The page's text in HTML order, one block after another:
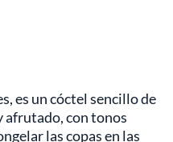
es un cóctel sencillo de
afrutado, con tonos
las copas en las